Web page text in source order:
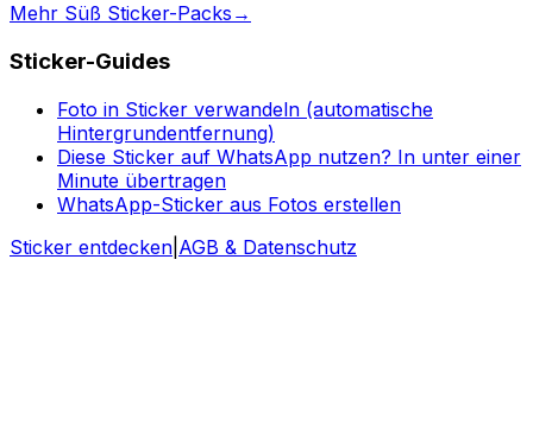
Mehr Süß Sticker-Packs →
Sticker-Guides
Foto in Sticker verwandeln (automatische
Hintergrundentfernung)
Diese Sticker auf WhatsApp nutzen? In unter einer
Minute übertragen
WhatsApp-Sticker aus Fotos erstellen
Sticker entdecken AGB & Datenschutz